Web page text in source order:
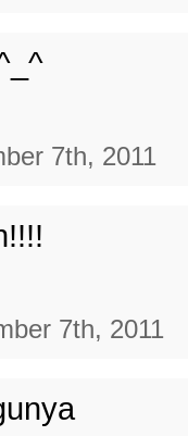
7th, 2011
7th, 2011